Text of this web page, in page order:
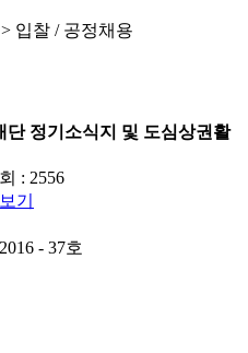
> 입찰 / 공정채용
정기소식지 및 도심상권활
: 2556
기
2016 - 37호